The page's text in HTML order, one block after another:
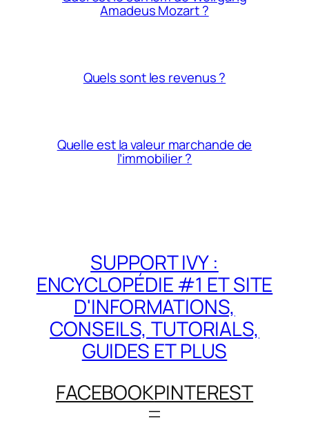
Amadeus Mozart ?
Quels sont les revenus ?
Quelle est la valeur marchande de
l’immobilier ?
SUPPORT IVY :
ENCYCLOPÉDIE #1 ET SITE
D'INFORMATIONS,
CONSEILS, TUTORIALS,
GUIDES ET PLUS
FACEBOOKPINTEREST